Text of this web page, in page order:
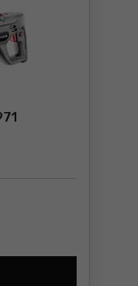
Graphite